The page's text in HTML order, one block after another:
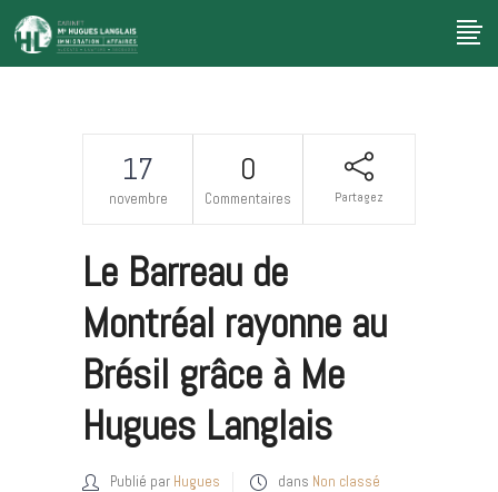
17
novembre
0
Commentaires Partagez
Le Barreau de
Montréal rayonne au
Brésil grâce à Me
Hugues Langlais
Publié par Hugues dans Non classé